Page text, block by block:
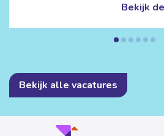
Bekijk
Bekijk alle vacatures